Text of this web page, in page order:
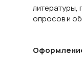
литературы,
опросов и